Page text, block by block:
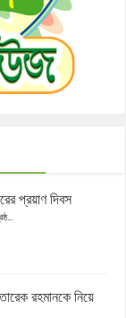
প্রয়াণ দিবস
রহমানকে নিয়ে